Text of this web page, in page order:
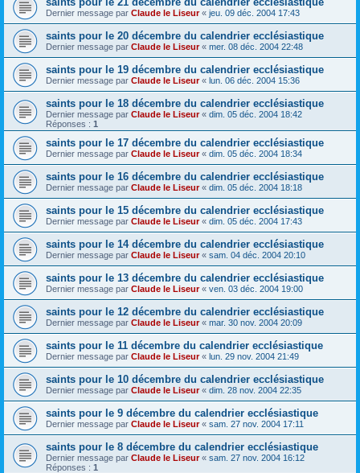
Dernier message par Claude le Liseur« jeu. 09 déc. 2004 17:43
saints pour le 20 décembre du calendrier ecclésiastique
Dernier message par Claude le Liseur« mer. 08 déc. 2004 22:48
saints pour le 19 décembre du calendrier ecclésiastique
Dernier message par Claude le Liseur« lun. 06 déc. 2004 15:36
saints pour le 18 décembre du calendrier ecclésiastique
Dernier message par Claude le Liseur« dim. 05 déc. 2004 18:42
Réponses : 1
saints pour le 17 décembre du calendrier ecclésiastique
Dernier message par Claude le Liseur« dim. 05 déc. 2004 18:34
saints pour le 16 décembre du calendrier ecclésiastique
Dernier message par Claude le Liseur« dim. 05 déc. 2004 18:18
saints pour le 15 décembre du calendrier ecclésiastique
Dernier message par Claude le Liseur« dim. 05 déc. 2004 17:43
saints pour le 14 décembre du calendrier ecclésiastique
Dernier message par Claude le Liseur« sam. 04 déc. 2004 20:10
saints pour le 13 décembre du calendrier ecclésiastique
Dernier message par Claude le Liseur« ven. 03 déc. 2004 19:00
saints pour le 12 décembre du calendrier ecclésiastique
Dernier message par Claude le Liseur« mar. 30 nov. 2004 20:09
saints pour le 11 décembre du calendrier ecclésiastique
Dernier message par Claude le Liseur« lun. 29 nov. 2004 21:49
saints pour le 10 décembre du calendrier ecclésiastique
Dernier message par Claude le Liseur« dim. 28 nov. 2004 22:35
saints pour le 9 décembre du calendrier ecclésiastique
Dernier message par Claude le Liseur« sam. 27 nov. 2004 17:11
saints pour le 8 décembre du calendrier ecclésiastique
Dernier message par Claude le Liseur« sam. 27 nov. 2004 16:12
Réponses : 1